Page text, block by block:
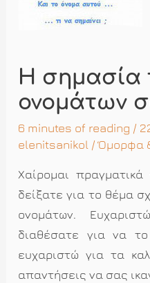
Η σημασία
ονομάτων
6 minutes of reading /
elenitsanikol /Όμορφα
Χαίρομαι
δείξατε για το θέμα
ονομάτων.
διαθέσατε για να
ευχαριστώ για τα
απαντήσεις να σας